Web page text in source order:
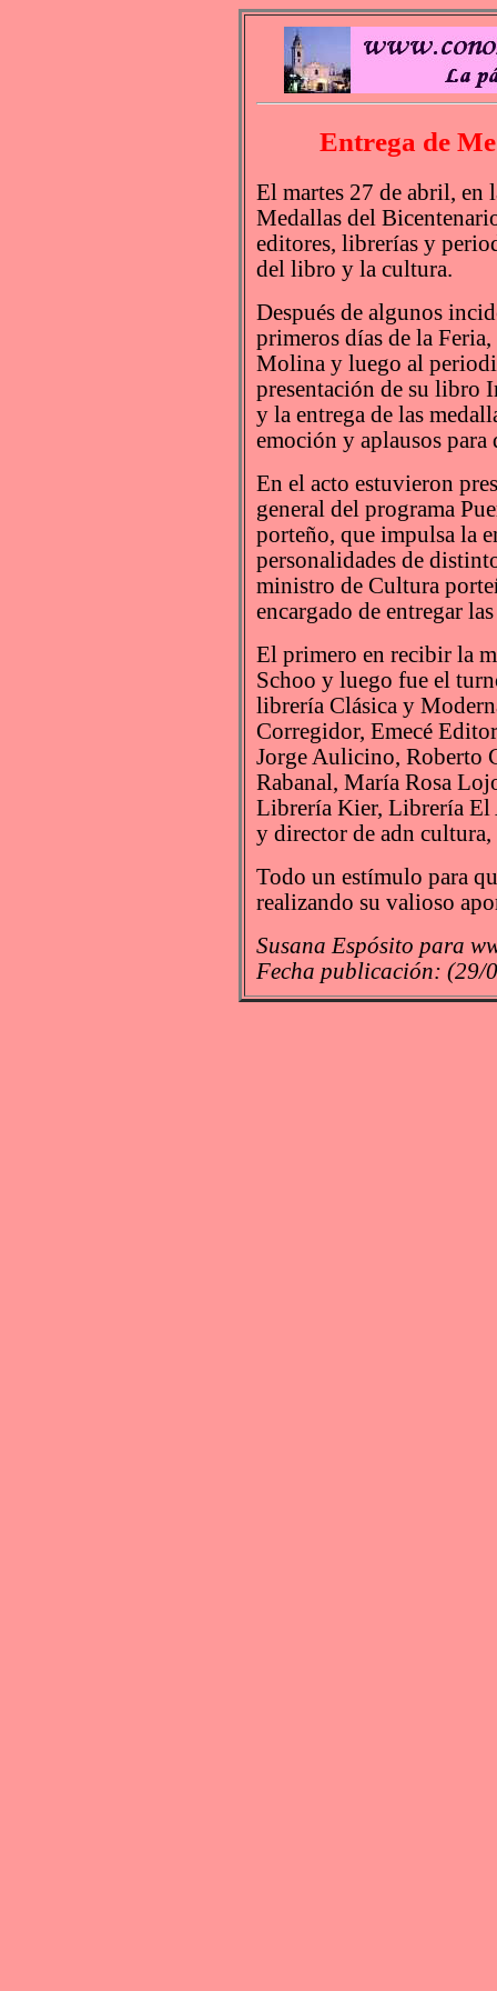
Entrega de
El martes 27 de abril, en
Medallas del
editores, librerías y
del libro y la cultura.
Después de algunos
primeros días de la
Molina y luego al
presentación de su libro
y la entrega de las
emoción y aplausos
En el acto estuvieron
general del programa
porteño, que impulsa la
personalidades de
ministro de Cultura
encargado de entregar
El primero en recibir la
Schoo y luego fue el
librería Clásica y
Corregidor, Emecé
Jorge Aulicino, Roberto
Rabanal, María Rosa
Librería Kier, Librería El
y director de adn cultura,
Todo un estímulo para
realizando su valioso
Susana Espósito para
Fecha publicación: (29/